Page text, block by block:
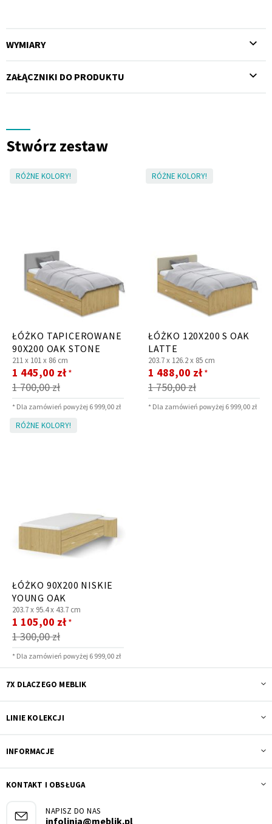
WYMIARY
ZAŁĄCZNIKI DO PRODUKTU
Stwórz zestaw
RÓŻNE KOLORY!
ŁÓŻKO TAPICEROWANE
90X200 OAK STONE
211 x 101 x 86 cm
1 700,00 zł
Cena
promocyjna
1 445,00 zł *
* Dla zamówień powyżej 6 999,00 zł
RÓŻNE KOLORY!
ŁÓŻKO 120X200 S OAK
LATTE
203.7 x 126.2 x 85 cm
1 750,00 zł
Cena
promocyjna
1 488,00 zł *
* Dla zamówień powyżej 6 999,00 zł
RÓŻNE KOLORY!
ŁÓŻKO 90X200 NISKIE
YOUNG OAK
203.7 x 95.4 x 43.7 cm
1 300,00 zł
Cena
promocyjna
1 105,00 zł *
* Dla zamówień powyżej 6 999,00 zł
7X DLACZEGO MEBLIK
LINIE KOLEKCJI
INFORMACJE
KONTAKT I OBSŁUGA
NAPISZ DO NAS
infolinia@meblik.pl